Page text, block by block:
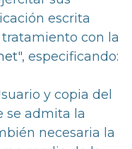
escrita
con la
", especificando:
y copia del
se admita la
necesaria la